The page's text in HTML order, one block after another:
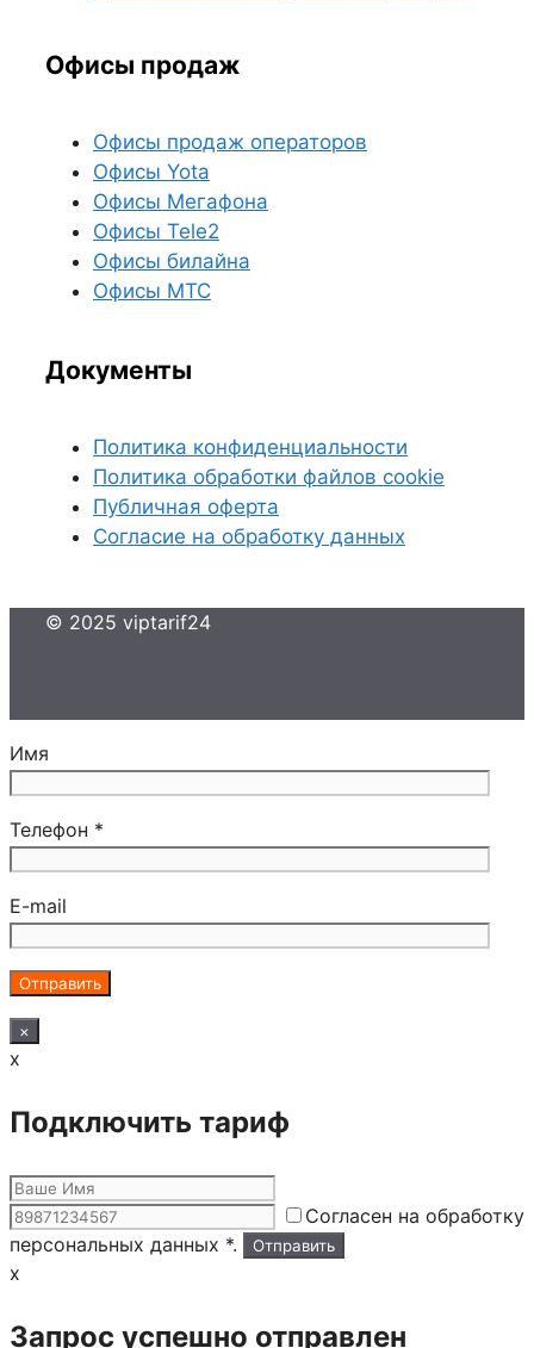
Офисы продаж
Офисы продаж операторов
Офисы Yota
Офисы Мегафона
Офисы Tele2
Офисы билайна
Офисы МТС
Документы
Политика конфиденциальности
Политика обработки файлов cookie
Публичная оферта
Согласие на обработку данных
© 2025 viptarif24
Имя
Телефон *
E-mail
×
x
Подключить тариф
Согласен на обработку
персональных данных *.
x
Запрос успешно отправлен